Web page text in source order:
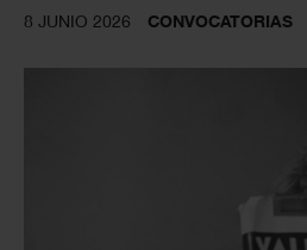
8 JUNIO 2026 CONVOCATORIAS